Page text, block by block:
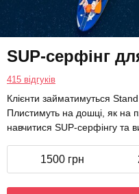
SUP-серфінг
415 відгуків
Клієнти займатимуться
Плистимуть на дошці, як на
навчитися SUP-серфінгу та
1500 грн